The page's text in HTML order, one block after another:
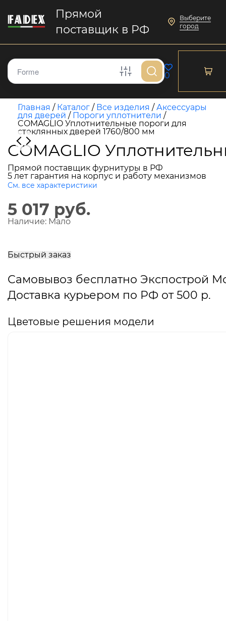
Прямой
поставщик в РФ
Выберите
город
0
Главная / Каталог / Все изделия /Аксессуары
для дверей / Пороги уплотнители /
COMAGLIO Уплотнительные пороги для
стеклянных дверей 1760/800 мм
COMAGLIO
Прямой поставщик фурнитуры в РФ
5 лет гарантия на корпус и работу механизмов
См. все характеристики
5 017 руб.
Наличие: Мало
Быстрый заказ
Самовывоз бесплатно Экспострой
Доставка курьером по РФ от 500 р.
Цветовые решения модели